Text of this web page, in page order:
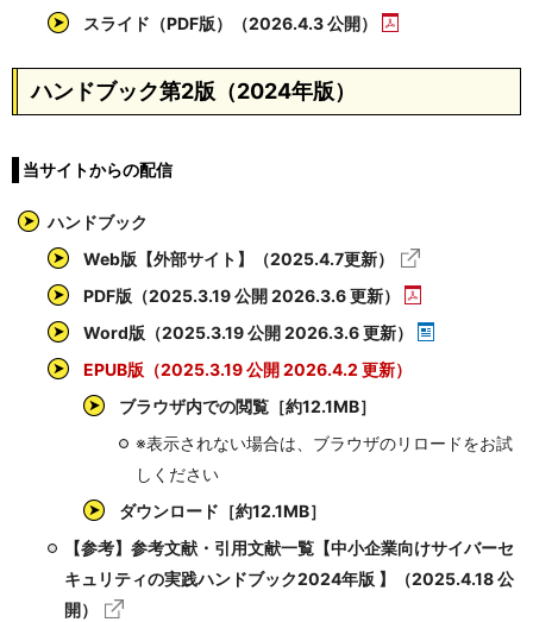
スライド（PDF版）（2026.4.3 公開）
ハンドブック第2版（2024年版）
当サイトからの配信
ハンドブック
Web版【外部サイト】（2025.4.7更新）
PDF版（2025.3.19 公開 2026.3.6 更新）
Word版（2025.3.19 公開 2026.3.6 更新）
EPUB版（2025.3.19 公開 2026.4.2 更新）
ブラウザ内での閲覧［約12.1MB］
※表示されない場合は、ブラウザのリロードをお試
しください
ダウンロード［約12.1MB］
【参考】参考文献・引用文献一覧【中小企業向けサイバーセ
キュリティの実践ハンドブック2024年版 】（2025.4.18 公
開）